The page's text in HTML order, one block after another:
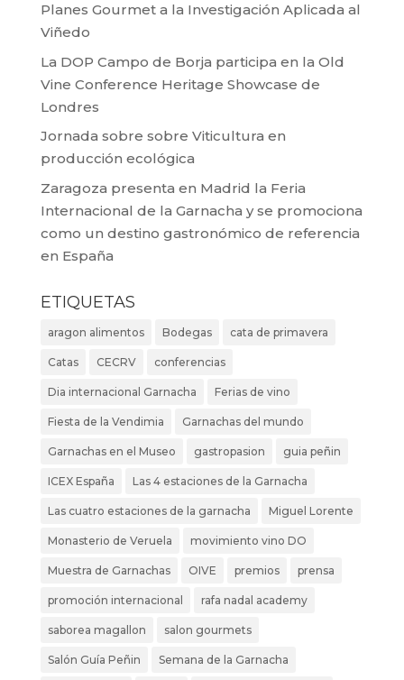
Planes Gourmet a la Investigación Aplicada al
Viñedo
La DOP Campo de Borja participa en la Old
Vine Conference Heritage Showcase de
Londres
Jornada sobre sobre Viticultura en
producción ecológica
Zaragoza presenta en Madrid la Feria
Internacional de la Garnacha y se promociona
como un destino gastronómico de referencia
en España
ETIQUETAS
aragon alimentos Bodegas cata de primavera
Catas CECRV conferencias
Dia internacional Garnacha Ferias de vino
Fiesta de la Vendimia Garnachas del mundo
Garnachas en el Museo gastropasion guia peñin
ICEX España Las 4 estaciones de la Garnacha
Las cuatro estaciones de la garnacha Miguel Lorente
Monasterio de Veruela movimiento vino DO
Muestra de Garnachas OIVE premios prensa
promoción internacional rafa nadal academy
saborea magallon salon gourmets
Salón Guía Peñin Semana de la Garnacha